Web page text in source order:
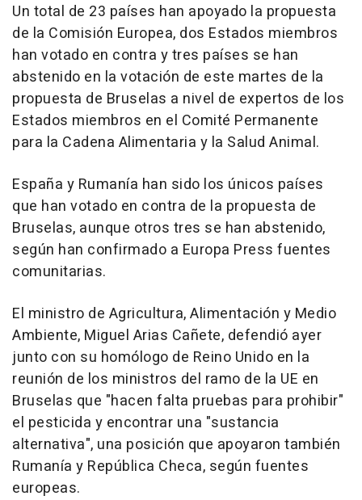
Un total de 23 países han apoyado la propuesta
de la Comisión Europea, dos Estados miembros
han votado en contra y tres países se han
abstenido en la votación de este martes de la
propuesta de Bruselas a nivel de expertos de los
Estados miembros en el Comité Permanente
para la Cadena Alimentaria y la Salud Animal.
España y Rumanía han sido los únicos países
que han votado en contra de la propuesta de
Bruselas, aunque otros tres se han abstenido,
según han confirmado a Europa Press fuentes
comunitarias.
El ministro de Agricultura, Alimentación y Medio
Ambiente, Miguel Arias Cañete, defendió ayer
junto con su homólogo de Reino Unido en la
reunión de los ministros del ramo de la UE en
Bruselas que "hacen falta pruebas para prohibir"
el pesticida y encontrar una "sustancia
alternativa", una posición que apoyaron también
Rumanía y República Checa, según fuentes
europeas.